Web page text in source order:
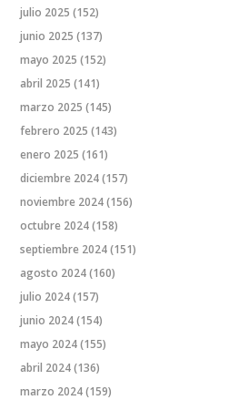
julio 2025 (152)
junio 2025 (137)
mayo 2025 (152)
abril 2025 (141)
marzo 2025 (145)
febrero 2025 (143)
enero 2025 (161)
diciembre 2024(157)
noviembre 2024(156)
octubre 2024(158)
septiembre 2024(151)
agosto 2024(160)
julio 2024(157)
junio 2024(154)
mayo 2024(155)
abril 2024(136)
marzo 2024(159)